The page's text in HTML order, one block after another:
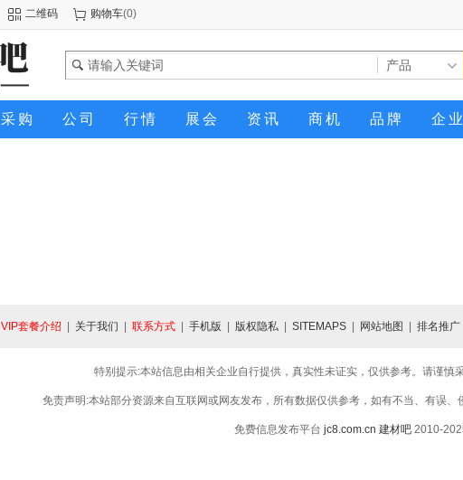
二维码 购物车(0)
采购 公司 行情 展会 资讯 商机 品牌 企
VIP套餐介绍 关于我们 联系方式 手机版 版权隐私 SITEMAPS 网站地图 排名推广
特别提示:本站信息由相关企业自行提供，真实性未证实，仅供参考。请谨慎
免责声明:本站部分资源来自互联网或网友发布，所有数据仅供参考，如有不当、有误
免费信息发布平台 jc8.com.cn 建材吧 2010-